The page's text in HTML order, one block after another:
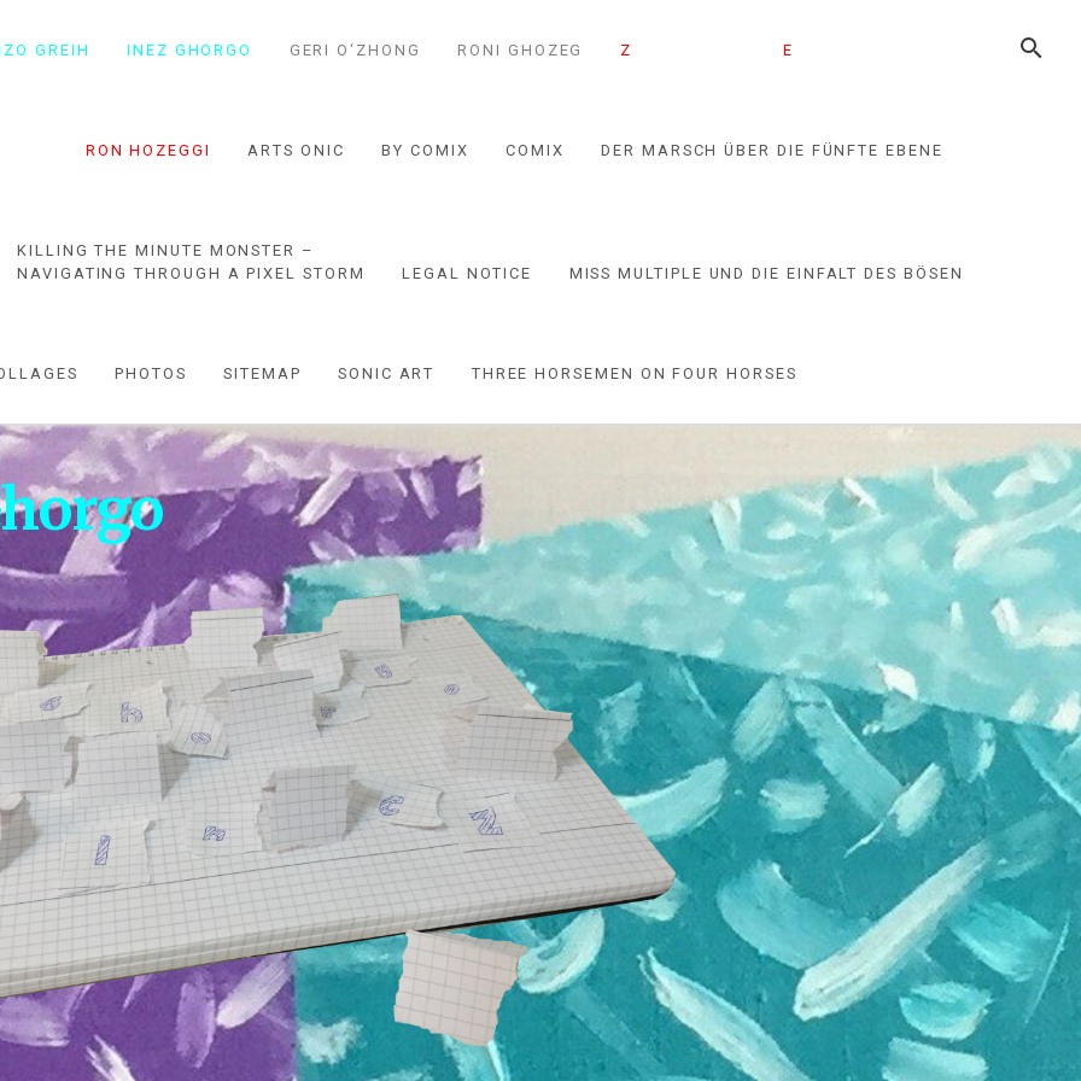
SUCHE
ZO GREIH INE Z GHORGO GERI O‘ Z HONG RONI GHO Z EG Z E
RON HO ZEGGI ARTS ONIC BY COMIX COMIX DER MARSCH ÜBER DIE FÜNFTE EBENE
KILLING THE MINUTE MONSTER –
NAVIGATING THROUGH A PIXEL STORM
LEGAL NOTICE MISS MULTIPLE UND DIE EINFALT DES BÖSEN
PHOTOS SITEMAP SONIC ART THREE HORSEMEN ON FOUR HORSES